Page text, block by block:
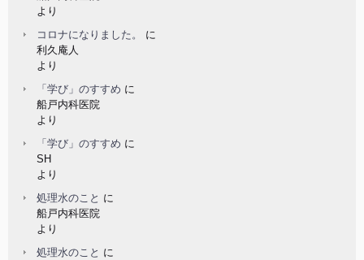
より
コロナになりました。
に
利久庵人
より
「学び」のすすめ に
船戸内科医院
より
「学び」のすすめ に
SH
より
処理水のこと に
船戸内科医院
より
処理水のこと に